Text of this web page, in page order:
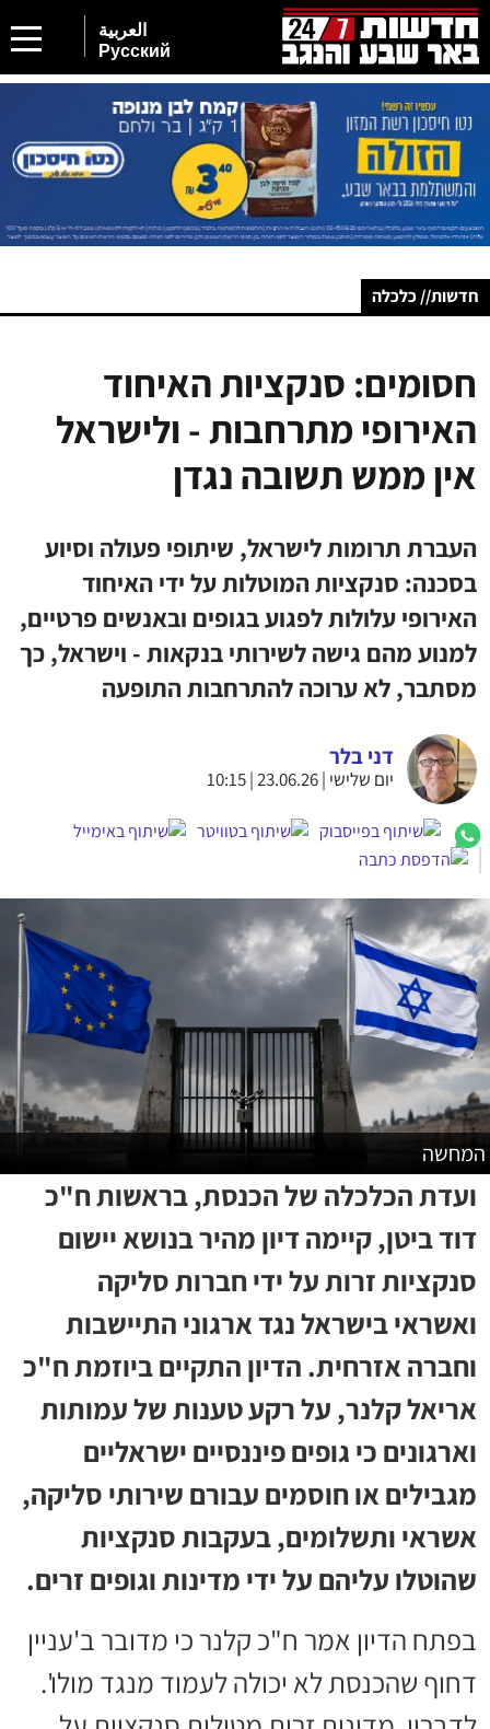
العربية
Русский
חדשות// כלכלה
חסומים: סנקציות האיחוד
האירופי מתרחבות - ולישראל
אין ממש תשובה נגדן
העברת תרומות לישראל, שיתופי פעולה וסיוע
בסכנה: סנקציות המוטלות על ידי האיחוד
האירופי עלולות לפגוע בגופים ובאנשים פרטיים,
למנוע מהם גישה לשירותי בנקאות - וישראל, כך
מסתבר, לא ערוכה להתרחבות התופעה
דני בלר
יום שלישי | 23.06.26 | 10:15
המחשה
ועדת הכלכלה של הכנסת, בראשות ח"כ
דוד ביטן, קיימה דיון מהיר בנושא יישום
סנקציות זרות על ידי חברות סליקה
ואשראי בישראל נגד ארגוני התיישבות
וחברה אזרחית. הדיון התקיים ביוזמת ח"כ
אריאל קלנר, על רקע טענות של עמותות
וארגונים כי גופים פיננסיים ישראליים
מגבילים או חוסמים עבורם שירותי סליקה,
אשראי ותשלומים, בעקבות סנקציות
שהוטלו עליהם על ידי מדינות וגופים זרים.
בפתח הדיון אמר ח"כ קלנר כי מדובר ב'עניין
דחוף שהכנסת לא יכולה לעמוד מנגד מולו'.